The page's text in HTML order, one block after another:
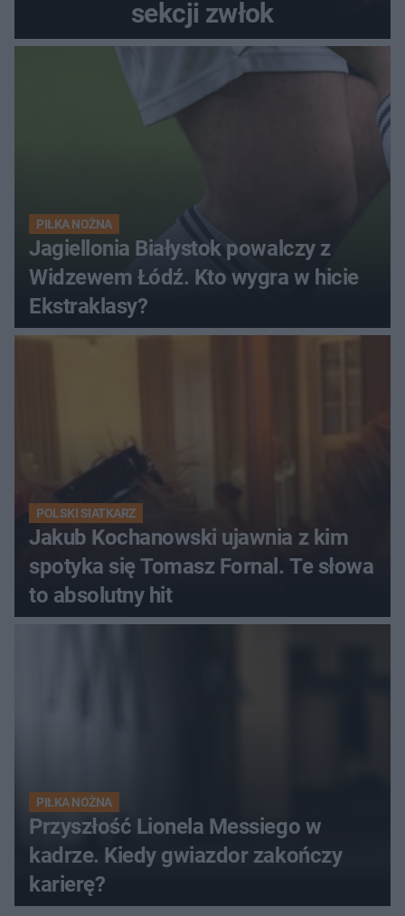
sekcji zwłok
PIŁKA NOŻNA
Jagiellonia Białystok powalczy z
Widzewem Łódź. Kto wygra w hicie
Ekstraklasy?
POLSKI SIATKARZ
Jakub Kochanowski ujawnia z kim
spotyka się Tomasz Fornal. Te słowa
to absolutny hit
PIŁKA NOŻNA
Przyszłość Lionela Messiego w
kadrze. Kiedy gwiazdor zakończy
karierę?